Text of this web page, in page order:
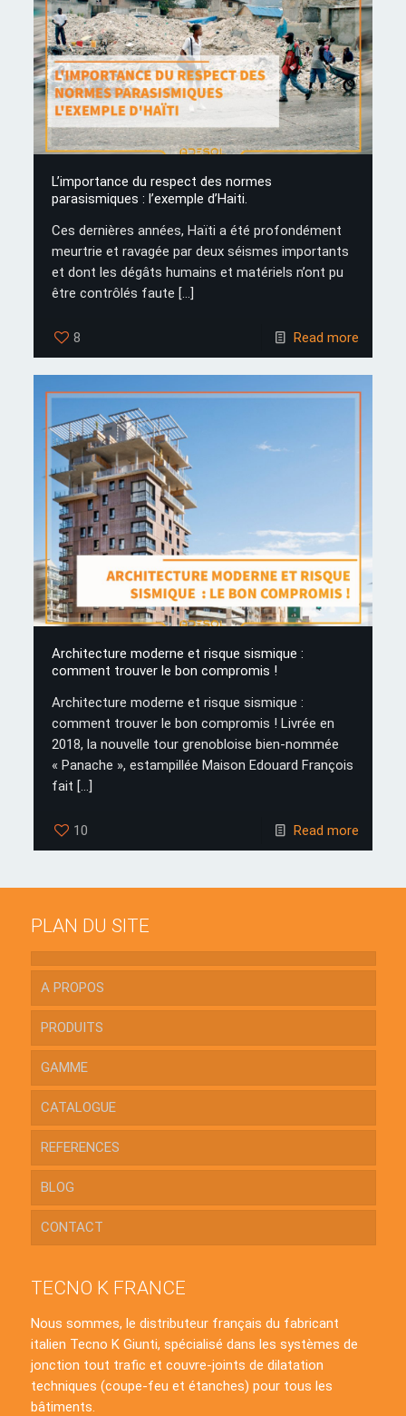
L’importance du respect des normes
parasismiques : l’exemple d’Haiti.
Ces dernières années, Haïti a été profondément
meurtrie et ravagée par deux séismes importants
et dont les dégâts humains et matériels n’ont pu
être contrôlés faute […]
8 Read more
Architecture moderne et risque sismique :
comment trouver le bon compromis !
Architecture moderne et risque sismique :
comment trouver le bon compromis ! Livrée en
2018, la nouvelle tour grenobloise bien-nommée
« Panache », estampillée Maison Edouard François
fait […]
10 Read more
PLAN DU SITE
A PROPOS
PRODUITS
GAMME
CATALOGUE
REFERENCES
BLOG
CONTACT
TECNO K FRANCE
Nous sommes, le distributeur français du fabricant
italien Tecno K Giunti, spécialisé dans les systèmes de
jonction tout trafic et couvre-joints de dilatation
techniques (coupe-feu et étanches) pour tous les
bâtiments.